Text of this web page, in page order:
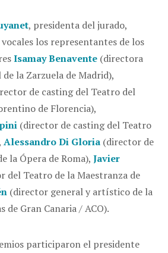
, presidenta del jurado,
los representantes de los
Isamay Benavente (directora
la Zarzuela de Madrid),
de casting del Teatro del
de Florencia),
(director de casting del Teatro
Alessandro Di Gloria (director de
la Ópera de Roma), Javier
del Teatro de la Maestranza de
(director general y artístico de la
de Gran Canaria / ACO).
participaron el presidente